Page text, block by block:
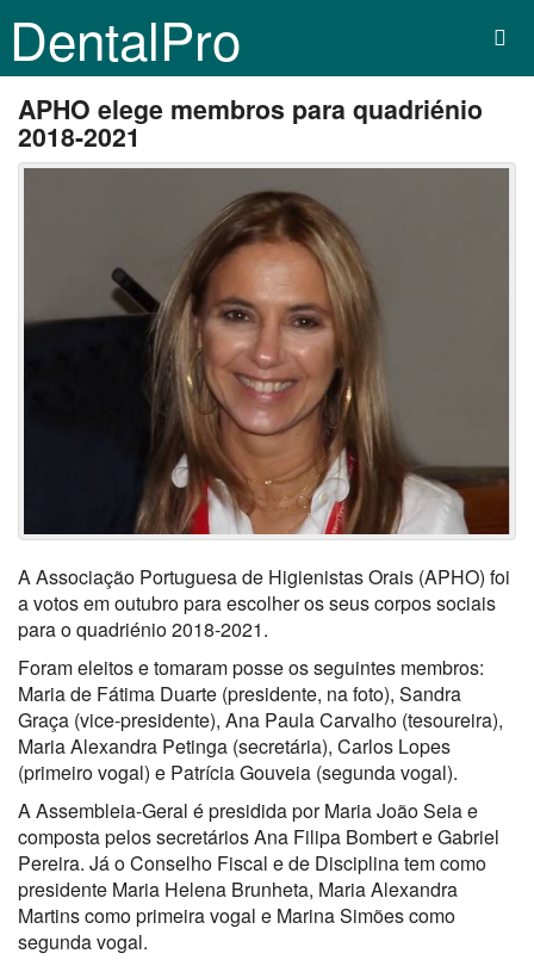
DentalPro
APHO elege membros para quadriénio
2018-2021
A Associação Portuguesa de Higienistas Orais (APHO) foi
a votos em outubro para escolher os seus corpos sociais
para o quadriénio 2018-2021.
Foram eleitos e tomaram posse os seguintes membros:
Maria de Fátima Duarte (presidente, na foto), Sandra
Graça (vice-presidente), Ana Paula Carvalho (tesoureira),
Maria Alexandra Petinga (secretária), Carlos Lopes
(primeiro vogal) e Patrícia Gouveia (segunda vogal).
A Assembleia-Geral é presidida por Maria João Seia e
composta pelos secretários Ana Filipa Bombert e Gabriel
Pereira. Já o Conselho Fiscal e de Disciplina tem como
presidente Maria Helena Brunheta, Maria Alexandra
Martins como primeira vogal e Marina Simões como
segunda vogal.